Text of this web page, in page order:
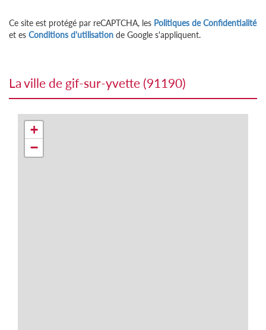
Ce site est protégé par reCAPTCHA, les Politiques de Confidentialité
et es Conditions d'utilisation de Google s'appliquent.
la ville de gif-sur-yvette (91190)
+
−